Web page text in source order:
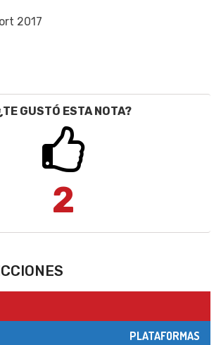
2017
GUSTÓ ESTA NOTA?
2
PLATAFORMAS